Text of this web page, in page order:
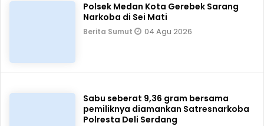
Polsek Medan Kota Gerebek Sarang
Narkoba di Sei Mati
Berita Sumut 04 Agu 2026
Sabu seberat 9,36 gram bersama
pemiliknya diamankan Satresnarkoba
Polresta Deli Serdang